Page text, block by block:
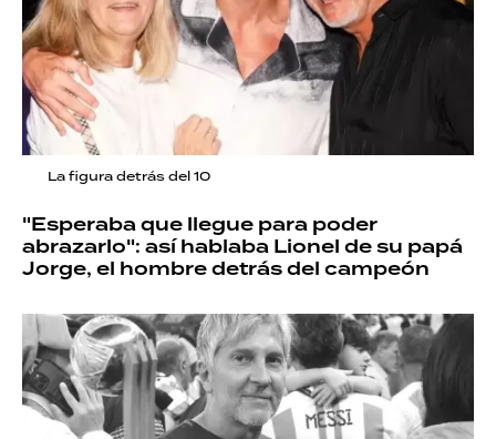
La figura detrás del 10
"Esperaba que llegue para poder
abrazarlo": así hablaba Lionel de su papá
Jorge, el hombre detrás del campeón